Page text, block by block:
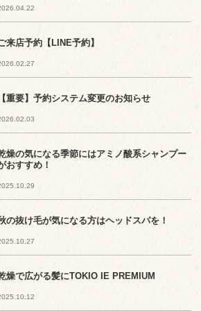
来店予約【LINE予約】
重要】予約システム変更のお知らせ
燥の気になる季節にはアミノ酸系シャンプー
おすすめ！
の抜け毛が気になる方はヘッドスパを！
燥で広がる髪にTOKIO IE PREMIUM